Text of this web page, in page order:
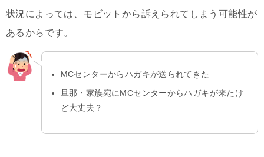
状況によっては、モビットから訴えられてしまう可能性が
あるからです。
MCセンターからハガキが送られてきた
旦那・家族宛にMCセンターからハガキが来たけ
ど大丈夫？